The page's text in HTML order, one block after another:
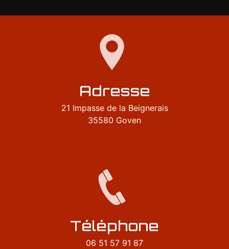
Adresse
21 Impasse de la Beignerais
35580 Goven
Téléphone
06 51 57 91 87